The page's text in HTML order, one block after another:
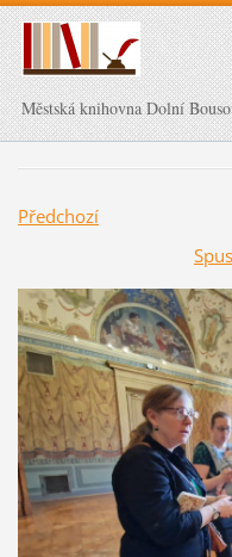
Městská knihovna Dolní
Předchozí